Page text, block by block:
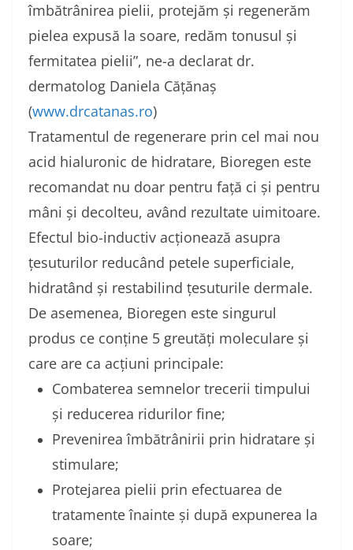
îmbătrânirea pielii, protejăm și regenerăm
pielea expusă la soare, redăm tonusul și
fermitatea pielii”, ne-a declarat dr.
dermatolog Daniela Cățănaș
(www.drcatanas.ro)
Tratamentul de regenerare prin cel mai nou
acid hialuronic de hidratare, Bioregen este
recomandat nu doar pentru față ci și pentru
mâni și decolteu, având rezultate uimitoare.
Efectul bio-inductiv acționează asupra
țesuturilor reducând petele superficiale,
hidratând și restabilind țesuturile dermale.
De asemenea, Bioregen este singurul
produs ce conține 5 greutăți moleculare și
care are ca acțiuni principale:
Combaterea semnelor trecerii timpului
și reducerea ridurilor fine;
Prevenirea îmbătrânirii prin hidratare și
stimulare;
Protejarea pielii prin efectuarea de
tratamente înainte și după expunerea la
soare;